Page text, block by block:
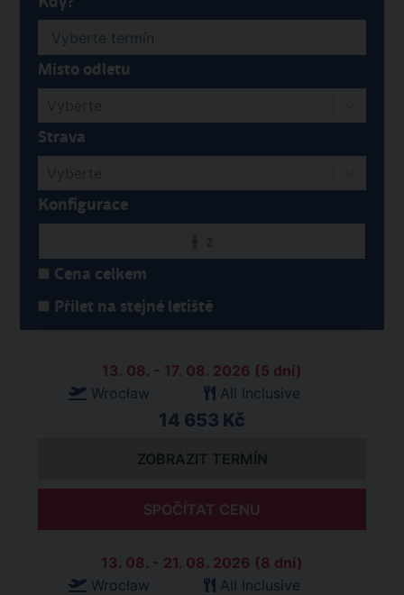
Místo odletu
Strava
Konfigurace
Cena celkem
Přílet na stejné letiště
13. 08. - 17. 08. 2026 (5 dní)
Wrocław
All Inclusive
14 653 Kč
ZOBRAZIT TERMÍN
SPOČÍTAT CENU
13. 08. - 21. 08. 2026 (8 dní)
Wrocław
All Inclusive